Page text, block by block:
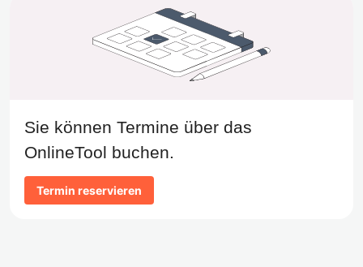
Sie können Termine über das
OnlineTool buchen.
Termin reservieren